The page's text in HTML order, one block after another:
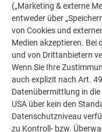
WANDRAUTE 29 × 29
Die Wandraute 29 ×
Schuppenoptik und
Langlebigkeit und
Bauprojekt.
(„Marketing & externe
entweder über
von Cookies und
Medien akzeptieren. Bei
und von Drittanbietern
Wenn Sie Ihre
auch explizit nach Art.
Datenübermittlung in die
USA über kein den
Datenschutzniveau
zu Kontroll- bzw.